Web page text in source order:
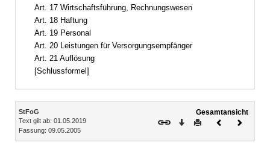
Art. 17 Wirtschaftsführung, Rechnungswesen
Art. 18 Haftung
Art. 19 Personal
Art. 20 Leistungen für Versorgungsempfänger
Art. 21 Auflösung
[Schlussformel]
Inhalt
StFoG
Text gilt ab: 01.05.2019
Fassung: 09.05.2005
Gesamtansicht
Download
DruckenVorheriges